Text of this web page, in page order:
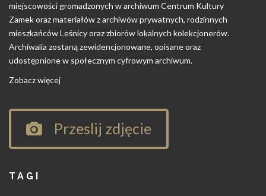
miejscowości gromadzonych w archiwum Centrum Kultury
Zamek oraz materiałów z archiwów prywatnych, rodzinnych
mieszkańców Leśnicy oraz zbiorów lokalnych kolekcjonerów.
Archiwalia zostaną zewidencjonowane, opisane oraz
udostępnione w społecznym cyfrowym archiwum.
Zobacz więcej
Przeslij zdjęcie
TAGI